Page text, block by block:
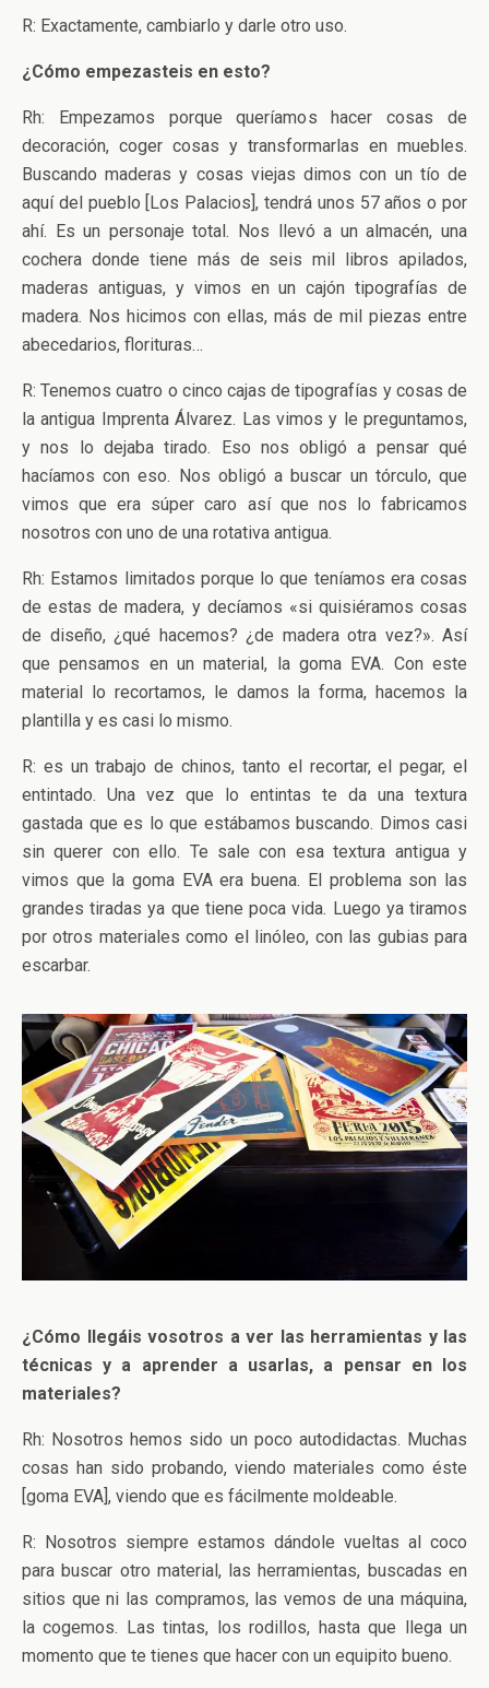
R: Exactamente, cambiarlo y darle otro uso.
¿Cómo empezasteis en esto?
Rh: Empezamos porque queríamos hacer cosas de
decoración, coger cosas y transformarlas en muebles.
Buscando maderas y cosas viejas dimos con un tío de
aquí del pueblo [Los Palacios], tendrá unos 57 años o por
ahí. Es un personaje total. Nos llevó a un almacén, una
cochera donde tiene más de seis mil libros apilados,
maderas antiguas, y vimos en un cajón tipografías de
madera. Nos hicimos con ellas, más de mil piezas entre
abecedarios, florituras…
R: Tenemos cuatro o cinco cajas de tipografías y cosas de
la antigua Imprenta Álvarez. Las vimos y le preguntamos,
y nos lo dejaba tirado. Eso nos obligó a pensar qué
hacíamos con eso. Nos obligó a buscar un tórculo, que
vimos que era súper caro así que nos lo fabricamos
nosotros con uno de una rotativa antigua.
Rh: Estamos limitados porque lo que teníamos era cosas
de estas de madera, y decíamos «si quisiéramos cosas
de diseño, ¿qué hacemos? ¿de madera otra vez?». Así
que pensamos en un material, la goma EVA. Con este
material lo recortamos, le damos la forma, hacemos la
plantilla y es casi lo mismo.
R: es un trabajo de chinos, tanto el recortar, el pegar, el
entintado. Una vez que lo entintas te da una textura
gastada que es lo que estábamos buscando. Dimos casi
sin querer con ello. Te sale con esa textura antigua y
vimos que la goma EVA era buena. El problema son las
grandes tiradas ya que tiene poca vida. Luego ya tiramos
por otros materiales como el linóleo, con las gubias para
escarbar.
¿Cómo llegáis vosotros a ver las herramientas y las
técnicas y a aprender a usarlas, a pensar en los
materiales?
Rh: Nosotros hemos sido un poco autodidactas. Muchas
cosas han sido probando, viendo materiales como éste
[goma EVA], viendo que es fácilmente moldeable.
R: Nosotros siempre estamos dándole vueltas al coco
para buscar otro material, las herramientas, buscadas en
sitios que ni las compramos, las vemos de una máquina,
la cogemos. Las tintas, los rodillos, hasta que llega un
momento que te tienes que hacer con un equipito bueno.